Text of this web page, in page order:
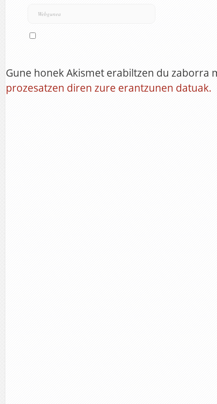
Gune honek Akismet erabiltzen du zaborra
prozesatzen diren zure erantzunen datuak.